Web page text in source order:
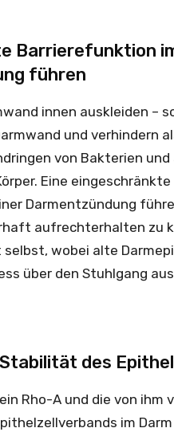
Barrierefunktion
führen
innen auskleiden –
und verhindern
von Bakterien
Eine
Darmentzündung
aufrechterhalten zu
wobei alte
über den Stuhlgang
des
Rho-A und die von
im